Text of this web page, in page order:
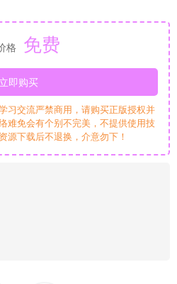
格 免费
立即购买
习交流严禁商用，请购买正版授权并
难免会有个别不完美，不提供使用技
源下载后不退换，介意勿下！